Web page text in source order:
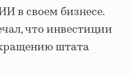
в своем бизнесе.
что инвестиции
штата